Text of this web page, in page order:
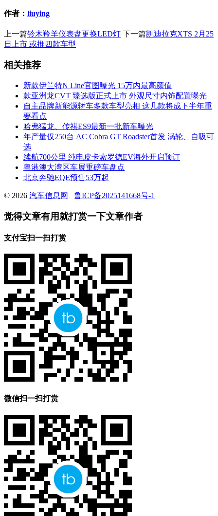
作者： liuying
上一篇铃木羚羊仪表盘更换LED灯 下一篇凯迪拉克XTS 2月25
日上市 或推四款车型
相关推荐
新款伊兰特N Line官图曝光 15万内最高颜值
款亚洲龙CVT 臻选版正式上市 外观尺寸内饰配置曝光
自主品牌新能源轿车多款车型亮相 这几款将成下半年重
要看点
哈弗猛龙、传祺ES9最新一批新车曝光
年产量仅250台 AC Cobra GT Roadster首发 涡轮、自吸可
选
续航700公里 纯电皮卡索罗德EV海外开启预订
粤港澳大湾区车展重磅车盘点
北京奔驰EQE预售53万起
© 2026 汽车信息网 鲁ICP备2025141668号-1
觉得文章有用就打赏一下文章作者
支付宝扫一扫打赏
微信扫一扫打赏